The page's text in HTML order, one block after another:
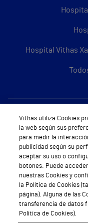
Hospital Vithas
Política de
Vithas utiliza Cookies
la web según sus
para medir la
publicidad según su
aceptar su uso o
botones. Puede
nuestras Cookies y
la Política de Cookies
página). Alguna de las
transferencia de datos
Política de Cookies).